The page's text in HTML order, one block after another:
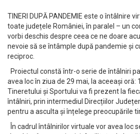
TINERI DUPĂ PANDEMIE este o întâlnire
toate județele României, în paralel – un
vorbi deschis despre ceea ce ne doare
nevoie să se întâmple după pandemie și
reciproc.
Proiectul constă într-o serie de întâlniri
avea loc în ziua de 29 mai, la aceeași oră:
Tineretului și Sportului va fi prezent la
întâlniri, prin intermediul Direcțiilor
pentru a asculta și înțelege preocupările
În cadrul întâlnirilor virtuale vor avea loc